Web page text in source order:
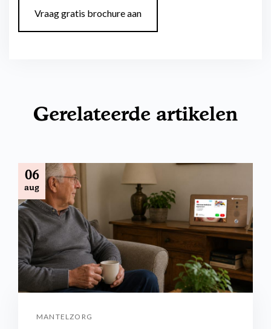
Vraag gratis brochure aan
Gerelateerde artikelen
06
aug
MANTELZORG